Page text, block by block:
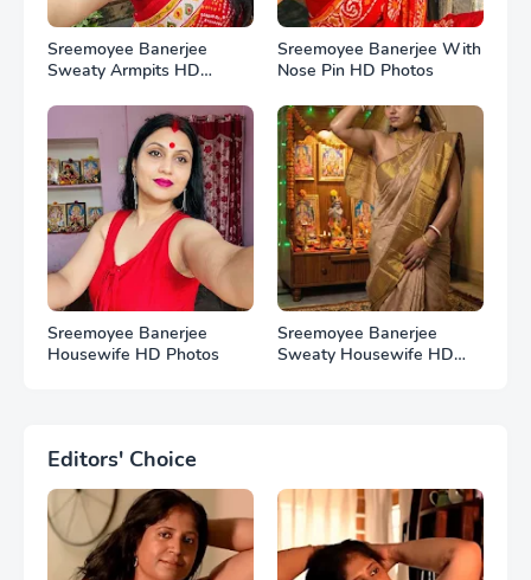
Sreemoyee Banerjee
Sweaty Armpits HD
Sreemoyee Banerjee With
Nose Pin HD Photos
Sreemoyee Banerjee
Housewife HD Photos
Sreemoyee Banerjee
Sweaty Housewife HD
Editors' Choice